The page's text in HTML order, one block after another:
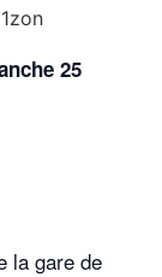
25
la gare de